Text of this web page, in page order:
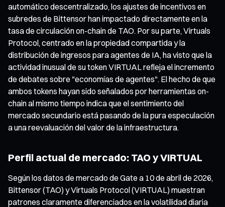
automático descentralizado, los ajustes de incentivos en
subredes de Bittensor han impactado directamente en la
tasa de circulación on-chain de TAO. Por su parte, Virtuals
Protocol, centrado en la propiedad compartida y la
distribución de ingresos para agentes de IA, ha visto que la
actividad inusual de su token VIRTUAL refleja el incremento
de debates sobre "economías de agentes". El hecho de que
ambos tokens hayan sido señalados por herramientas on-
chain al mismo tiempo indica que el sentimiento del
mercado secundario está pasando de la pura especulación
a una reevaluación del valor de la infraestructura.
Perfil actual de mercado: TAO y VIRTUAL
Según los datos de mercado de Gate a 10 de abril de 2026,
Bittensor (TAO) y Virtuals Protocol (VIRTUAL) muestran
patrones claramente diferenciados en la volatilidad diaria